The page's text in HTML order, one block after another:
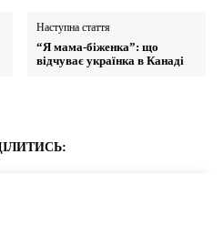
Наступна стаття
“Я мама-біженка”: що
відчуває українка в Канаді